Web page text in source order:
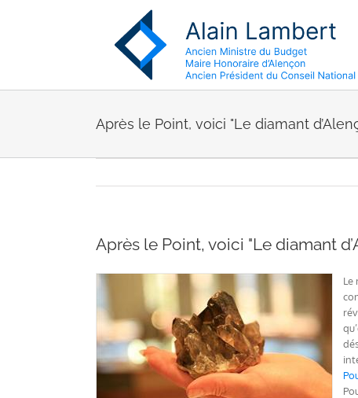
Après le Point, voici "Le diamant
Après le Point, voici "Le diamant
Le